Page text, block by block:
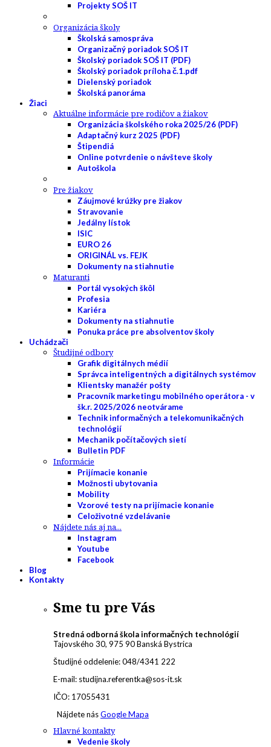
Projekty SOŠ IT
Organizácia školy
Školská samospráva
Organizačný poriadok SOŠ IT
Školský poriadok SOŠ IT (PDF)
Školský poriadok príloha č.1.pdf
Dielenský poriadok
Školská panoráma
Žiaci
Aktuálne informácie pre rodičov a žiakov
Organizácia školského roka 2025/26 (PDF)
Adaptačný kurz 2025 (PDF)
Štipendiá
Online potvrdenie o návšteve školy
Autoškola
Pre žiakov
Záujmové krúžky pre žiakov
Stravovanie
Jedálny lístok
ISIC
EURO 26
ORIGINÁL vs. FEJK
Dokumenty na stiahnutie
Maturanti
Portál vysokých škôl
Profesia
Kariéra
Dokumenty na stiahnutie
Ponuka práce pre absolventov školy
Uchádzači
Študijné odbory
Grafik digitálnych médií
Správca inteligentných a digitálnych systémov
Klientsky manažér pošty
Pracovník marketingu mobilného operátora - v
šk.r. 2025/2026 neotvárame
Technik informačných a telekomunikačných
technológií
Mechanik počítačových sietí
Bulletin PDF
Informácie
Prijímacie konanie
Možnosti ubytovania
Mobility
Vzorové testy na prijímacie konanie
Celoživotné vzdelávanie
Nájdete nás aj na...
Instagram
Youtube
Facebook
Blog
Kontakty
Sme tu pre Vás
Stredná odborná škola informačných technológií
Tajovského 30, 975 90 Banská Bystrica
Študijné oddelenie: 048/4341 222
E-mail: studijna.referentka@sos-it.sk
IČO: 17055431
Nájdete násGoogle Mapa
Hlavné kontakty
Vedenie školy